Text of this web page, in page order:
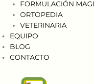
FORMULACIÓN
ORTOPEDIA
VETERINARIA
EQUIPO
BLOG
CONTACTO